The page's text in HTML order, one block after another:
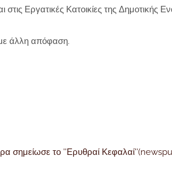
Εργατικές Κατοικίες της Δημοτικής
άλλη απόφαση.
το ''Ερυθραί